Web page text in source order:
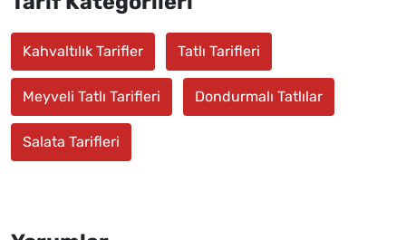
Kahvaltılık Tarifler Tatlı Tarifleri
Meyveli Tatlı Tarifleri Dondurmalı Tatlılar
Salata Tarifleri